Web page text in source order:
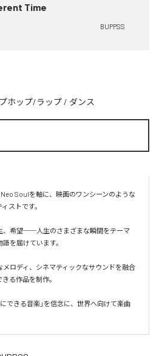
Time
BUPPSS
ホップ/ラップ / ダンス
Soulを軸に、映画のワンシーンのような
ストです。
、希望──人生のさまざまな瞬間をテーマ
を届けています。
ロディ、シネマティックなサウンドを融合
る作品を制作。
できる音楽」を信念に、世界へ向けて楽曲